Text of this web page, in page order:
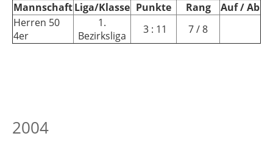
MannschaftLiga/Klasse Punkte Rang
Auf / Ab
Herren 50
4er
1.
Bezirksliga
3 : 11 7 / 8
2004